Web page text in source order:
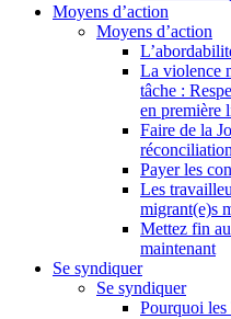
Moyens d’action
Moyens d’action
La violence
tâche :
en première
Faire de la
Payer les
Les
migrant(e)s
Mettez fin
maintenant
Se syndiquer
Se syndiquer
Pourquoi